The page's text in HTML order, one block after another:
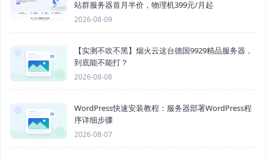
站群服务器首月半价，物理机399元/月起
2026-08-09
【实测不吹不黑】烟火云这台德国9929精品服务器，
到底能不能打？
2026-08-08
WordPress快速安装教程：服务器部署WordPress程
序详细步骤
2026-08-07